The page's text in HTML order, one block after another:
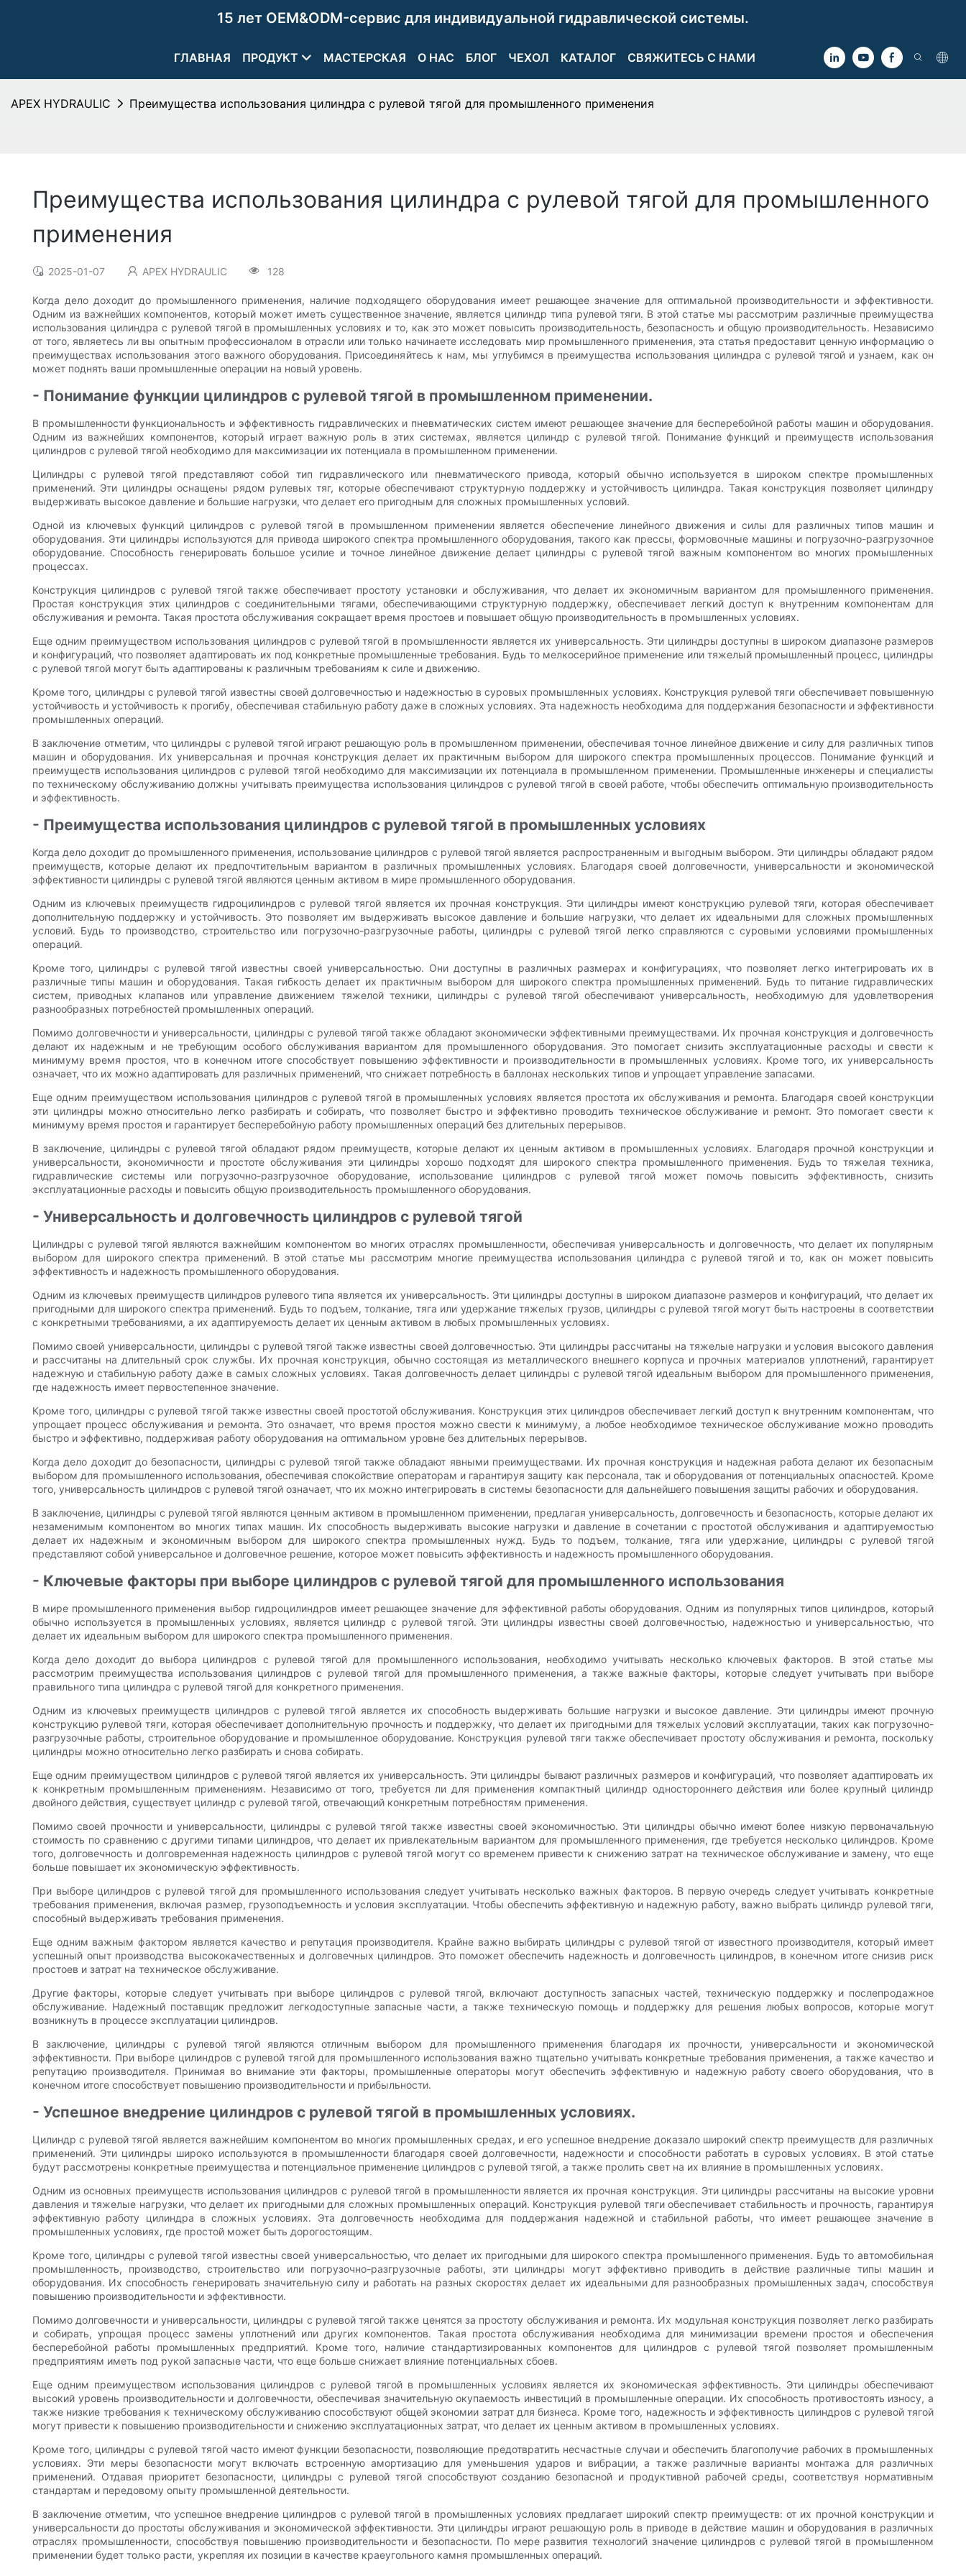
15 лет OEM&ODM-сервис для индивидуальной гидравлической системы.
ГЛАВНАЯ ПРОДУКТ МАСТЕРСКАЯ О НАС БЛОГ ЧЕХОЛ КАТАЛОГ СВЯЖИТЕСЬ С НАМИ
APEX HYDRAULIC Преимущества использования цилиндра с рулевой тягой для промышленного применения
Преимущества использования цилиндра с рулевой тягой для промышленного
применения
2025-01-07 APEX HYDRAULIC 128
Когда дело доходит до промышленного применения, наличие подходящего оборудования имеет решающее значение для оптимальной производительности и эффективности.
Одним из важнейших компонентов, который может иметь существенное значение, является цилиндр типа рулевой тяги. В этой статье мы рассмотрим различные преимущества
использования цилиндра с рулевой тягой в промышленных условиях и то, как это может повысить производительность, безопасность и общую производительность. Независимо
от того, являетесь ли вы опытным профессионалом в отрасли или только начинаете исследовать мир промышленного применения, эта статья предоставит ценную информацию о
преимуществах использования этого важного оборудования. Присоединяйтесь к нам, мы углубимся в преимущества использования цилиндра с рулевой тягой и узнаем, как он
может поднять ваши промышленные операции на новый уровень.
- Понимание функции цилиндров с рулевой тягой в промышленном применении.
В промышленности функциональность и эффективность гидравлических и пневматических систем имеют решающее значение для бесперебойной работы машин и оборудования.
Одним из важнейших компонентов, который играет важную роль в этих системах, является цилиндр с рулевой тягой. Понимание функций и преимуществ использования
цилиндров с рулевой тягой необходимо для максимизации их потенциала в промышленном применении.
Цилиндры с рулевой тягой представляют собой тип гидравлического или пневматического привода, который обычно используется в широком спектре промышленных
применений. Эти цилиндры оснащены рядом рулевых тяг, которые обеспечивают структурную поддержку и устойчивость цилиндра. Такая конструкция позволяет цилиндру
выдерживать высокое давление и большие нагрузки, что делает его пригодным для сложных промышленных условий.
Одной из ключевых функций цилиндров с рулевой тягой в промышленном применении является обеспечение линейного движения и силы для различных типов машин и
оборудования. Эти цилиндры используются для привода широкого спектра промышленного оборудования, такого как прессы, формовочные машины и погрузочно-разгрузочное
оборудование. Способность генерировать большое усилие и точное линейное движение делает цилиндры с рулевой тягой важным компонентом во многих промышленных
процессах.
Конструкция цилиндров с рулевой тягой также обеспечивает простоту установки и обслуживания, что делает их экономичным вариантом для промышленного применения.
Простая конструкция этих цилиндров с соединительными тягами, обеспечивающими структурную поддержку, обеспечивает легкий доступ к внутренним компонентам для
обслуживания и ремонта. Такая простота обслуживания сокращает время простоев и повышает общую производительность в промышленных условиях.
Еще одним преимуществом использования цилиндров с рулевой тягой в промышленности является их универсальность. Эти цилиндры доступны в широком диапазоне размеров
и конфигураций, что позволяет адаптировать их под конкретные промышленные требования. Будь то мелкосерийное применение или тяжелый промышленный процесс, цилиндры
с рулевой тягой могут быть адаптированы к различным требованиям к силе и движению.
Кроме того, цилиндры с рулевой тягой известны своей долговечностью и надежностью в суровых промышленных условиях. Конструкция рулевой тяги обеспечивает повышенную
устойчивость и устойчивость к прогибу, обеспечивая стабильную работу даже в сложных условиях. Эта надежность необходима для поддержания безопасности и эффективности
промышленных операций.
В заключение отметим, что цилиндры с рулевой тягой играют решающую роль в промышленном применении, обеспечивая точное линейное движение и силу для различных типов
машин и оборудования. Их универсальная и прочная конструкция делает их практичным выбором для широкого спектра промышленных процессов. Понимание функций и
преимуществ использования цилиндров с рулевой тягой необходимо для максимизации их потенциала в промышленном применении. Промышленные инженеры и специалисты
по техническому обслуживанию должны учитывать преимущества использования цилиндров с рулевой тягой в своей работе, чтобы обеспечить оптимальную производительность
и эффективность.
- Преимущества использования цилиндров с рулевой тягой в промышленных условиях
Когда дело доходит до промышленного применения, использование цилиндров с рулевой тягой является распространенным и выгодным выбором. Эти цилиндры обладают рядом
преимуществ, которые делают их предпочтительным вариантом в различных промышленных условиях. Благодаря своей долговечности, универсальности и экономической
эффективности цилиндры с рулевой тягой являются ценным активом в мире промышленного оборудования.
Одним из ключевых преимуществ гидроцилиндров с рулевой тягой является их прочная конструкция. Эти цилиндры имеют конструкцию рулевой тяги, которая обеспечивает
дополнительную поддержку и устойчивость. Это позволяет им выдерживать высокое давление и большие нагрузки, что делает их идеальными для сложных промышленных
условий. Будь то производство, строительство или погрузочно-разгрузочные работы, цилиндры с рулевой тягой легко справляются с суровыми условиями промышленных
операций.
Кроме того, цилиндры с рулевой тягой известны своей универсальностью. Они доступны в различных размерах и конфигурациях, что позволяет легко интегрировать их в
различные типы машин и оборудования. Такая гибкость делает их практичным выбором для широкого спектра промышленных применений. Будь то питание гидравлических
систем, приводных клапанов или управление движением тяжелой техники, цилиндры с рулевой тягой обеспечивают универсальность, необходимую для удовлетворения
разнообразных потребностей промышленных операций.
Помимо долговечности и универсальности, цилиндры с рулевой тягой также обладают экономически эффективными преимуществами. Их прочная конструкция и долговечность
делают их надежным и не требующим особого обслуживания вариантом для промышленного оборудования. Это помогает снизить эксплуатационные расходы и свести к
минимуму время простоя, что в конечном итоге способствует повышению эффективности и производительности в промышленных условиях. Кроме того, их универсальность
означает, что их можно адаптировать для различных применений, что снижает потребность в баллонах нескольких типов и упрощает управление запасами.
Еще одним преимуществом использования цилиндров с рулевой тягой в промышленных условиях является простота их обслуживания и ремонта. Благодаря своей конструкции
эти цилиндры можно относительно легко разбирать и собирать, что позволяет быстро и эффективно проводить техническое обслуживание и ремонт. Это помогает свести к
минимуму время простоя и гарантирует бесперебойную работу промышленных операций без длительных перерывов.
В заключение, цилиндры с рулевой тягой обладают рядом преимуществ, которые делают их ценным активом в промышленных условиях. Благодаря прочной конструкции и
универсальности, экономичности и простоте обслуживания эти цилиндры хорошо подходят для широкого спектра промышленного применения. Будь то тяжелая техника,
гидравлические системы или погрузочно-разгрузочное оборудование, использование цилиндров с рулевой тягой может помочь повысить эффективность, снизить
эксплуатационные расходы и повысить общую производительность промышленного оборудования.
- Универсальность и долговечность цилиндров с рулевой тягой
Цилиндры с рулевой тягой являются важнейшим компонентом во многих отраслях промышленности, обеспечивая универсальность и долговечность, что делает их популярным
выбором для широкого спектра применений. В этой статье мы рассмотрим многие преимущества использования цилиндра с рулевой тягой и то, как он может повысить
эффективность и надежность промышленного оборудования.
Одним из ключевых преимуществ цилиндров рулевого типа является их универсальность. Эти цилиндры доступны в широком диапазоне размеров и конфигураций, что делает их
пригодными для широкого спектра применений. Будь то подъем, толкание, тяга или удержание тяжелых грузов, цилиндры с рулевой тягой могут быть настроены в соответствии
с конкретными требованиями, а их адаптируемость делает их ценным активом в любых промышленных условиях.
Помимо своей универсальности, цилиндры с рулевой тягой также известны своей долговечностью. Эти цилиндры рассчитаны на тяжелые нагрузки и условия высокого давления
и рассчитаны на длительный срок службы. Их прочная конструкция, обычно состоящая из металлического внешнего корпуса и прочных материалов уплотнений, гарантирует
надежную и стабильную работу даже в самых сложных условиях. Такая долговечность делает цилиндры с рулевой тягой идеальным выбором для промышленного применения,
где надежность имеет первостепенное значение.
Кроме того, цилиндры с рулевой тягой также известны своей простотой обслуживания. Конструкция этих цилиндров обеспечивает легкий доступ к внутренним компонентам, что
упрощает процесс обслуживания и ремонта. Это означает, что время простоя можно свести к минимуму, а любое необходимое техническое обслуживание можно проводить
быстро и эффективно, поддерживая работу оборудования на оптимальном уровне без длительных перерывов.
Когда дело доходит до безопасности, цилиндры с рулевой тягой также обладают явными преимуществами. Их прочная конструкция и надежная работа делают их безопасным
выбором для промышленного использования, обеспечивая спокойствие операторам и гарантируя защиту как персонала, так и оборудования от потенциальных опасностей. Кроме
того, универсальность цилиндров с рулевой тягой означает, что их можно интегрировать в системы безопасности для дальнейшего повышения защиты рабочих и оборудования.
В заключение, цилиндры с рулевой тягой являются ценным активом в промышленном применении, предлагая универсальность, долговечность и безопасность, которые делают их
незаменимым компонентом во многих типах машин. Их способность выдерживать высокие нагрузки и давление в сочетании с простотой обслуживания и адаптируемостью
делает их надежным и экономичным выбором для широкого спектра промышленных нужд. Будь то подъем, толкание, тяга или удержание, цилиндры с рулевой тягой
представляют собой универсальное и долговечное решение, которое может повысить эффективность и надежность промышленного оборудования.
- Ключевые факторы при выборе цилиндров с рулевой тягой для промышленного использования
В мире промышленного применения выбор гидроцилиндров имеет решающее значение для эффективной работы оборудования. Одним из популярных типов цилиндров, который
обычно используется в промышленных условиях, является цилиндр с рулевой тягой. Эти цилиндры известны своей долговечностью, надежностью и универсальностью, что
делает их идеальным выбором для широкого спектра промышленного применения.
Когда дело доходит до выбора цилиндров с рулевой тягой для промышленного использования, необходимо учитывать несколько ключевых факторов. В этой статье мы
рассмотрим преимущества использования цилиндров с рулевой тягой для промышленного применения, а также важные факторы, которые следует учитывать при выборе
правильного типа цилиндра с рулевой тягой для конкретного применения.
Одним из ключевых преимуществ цилиндров с рулевой тягой является их способность выдерживать большие нагрузки и высокое давление. Эти цилиндры имеют прочную
конструкцию рулевой тяги, которая обеспечивает дополнительную прочность и поддержку, что делает их пригодными для тяжелых условий эксплуатации, таких как погрузочно-
разгрузочные работы, строительное оборудование и промышленное оборудование. Конструкция рулевой тяги также обеспечивает простоту обслуживания и ремонта, поскольку
цилиндры можно относительно легко разбирать и снова собирать.
Еще одним преимуществом цилиндров с рулевой тягой является их универсальность. Эти цилиндры бывают различных размеров и конфигураций, что позволяет адаптировать их
к конкретным промышленным применениям. Независимо от того, требуется ли для применения компактный цилиндр одностороннего действия или более крупный цилиндр
двойного действия, существует цилиндр с рулевой тягой, отвечающий конкретным потребностям применения.
Помимо своей прочности и универсальности, цилиндры с рулевой тягой также известны своей экономичностью. Эти цилиндры обычно имеют более низкую первоначальную
стоимость по сравнению с другими типами цилиндров, что делает их привлекательным вариантом для промышленного применения, где требуется несколько цилиндров. Кроме
того, долговечность и долговременная надежность цилиндров с рулевой тягой могут со временем привести к снижению затрат на техническое обслуживание и замену, что еще
больше повышает их экономическую эффективность.
При выборе цилиндров с рулевой тягой для промышленного использования следует учитывать несколько важных факторов. В первую очередь следует учитывать конкретные
требования применения, включая размер, грузоподъемность и условия эксплуатации. Чтобы обеспечить эффективную и надежную работу, важно выбрать цилиндр рулевой тяги,
способный выдерживать требования применения.
Еще одним важным фактором является качество и репутация производителя. Крайне важно выбирать цилиндры с рулевой тягой от известного производителя, который имеет
успешный опыт производства высококачественных и долговечных цилиндров. Это поможет обеспечить надежность и долговечность цилиндров, в конечном итоге снизив риск
простоев и затрат на техническое обслуживание.
Другие факторы, которые следует учитывать при выборе цилиндров с рулевой тягой, включают доступность запасных частей, техническую поддержку и послепродажное
обслуживание. Надежный поставщик предложит легкодоступные запасные части, а также техническую помощь и поддержку для решения любых вопросов, которые могут
возникнуть в процессе эксплуатации цилиндров.
В заключение, цилиндры с рулевой тягой являются отличным выбором для промышленного применения благодаря их прочности, универсальности и экономической
эффективности. При выборе цилиндров с рулевой тягой для промышленного использования важно тщательно учитывать конкретные требования применения, а также качество и
репутацию производителя. Принимая во внимание эти факторы, промышленные операторы могут обеспечить эффективную и надежную работу своего оборудования, что в
конечном итоге способствует повышению производительности и прибыльности.
- Успешное внедрение цилиндров с рулевой тягой в промышленных условиях.
Цилиндр с рулевой тягой является важнейшим компонентом во многих промышленных средах, и его успешное внедрение доказало широкий спектр преимуществ для различных
применений. Эти цилиндры широко используются в промышленности благодаря своей долговечности, надежности и способности работать в суровых условиях. В этой статье
будут рассмотрены конкретные преимущества и потенциальное применение цилиндров с рулевой тягой, а также пролить свет на их влияние в промышленных условиях.
Одним из основных преимуществ использования цилиндров с рулевой тягой в промышленности является их прочная конструкция. Эти цилиндры рассчитаны на высокие уровни
давления и тяжелые нагрузки, что делает их пригодными для сложных промышленных операций. Конструкция рулевой тяги обеспечивает стабильность и прочность, гарантируя
эффективную работу цилиндра в сложных условиях. Эта долговечность необходима для поддержания надежной и стабильной работы, что имеет решающее значение в
промышленных условиях, где простой может быть дорогостоящим.
Кроме того, цилиндры с рулевой тягой известны своей универсальностью, что делает их пригодными для широкого спектра промышленного применения. Будь то автомобильная
промышленность, производство, строительство или погрузочно-разгрузочные работы, эти цилиндры могут эффективно приводить в действие различные типы машин и
оборудования. Их способность генерировать значительную силу и работать на разных скоростях делает их идеальными для разнообразных промышленных задач, способствуя
повышению производительности и эффективности.
Помимо долговечности и универсальности, цилиндры с рулевой тягой также ценятся за простоту обслуживания и ремонта. Их модульная конструкция позволяет легко разбирать
и собирать, упрощая процесс замены уплотнений или других компонентов. Такая простота обслуживания необходима для минимизации времени простоя и обеспечения
бесперебойной работы промышленных предприятий. Кроме того, наличие стандартизированных компонентов для цилиндров с рулевой тягой позволяет промышленным
предприятиям иметь под рукой запасные части, что еще больше снижает влияние потенциальных сбоев.
Еще одним преимуществом использования цилиндров с рулевой тягой в промышленных условиях является их экономическая эффективность. Эти цилиндры обеспечивают
высокий уровень производительности и долговечности, обеспечивая значительную окупаемость инвестиций в промышленные операции. Их способность противостоять износу, а
также низкие требования к техническому обслуживанию способствуют общей экономии затрат для бизнеса. Кроме того, надежность и эффективность цилиндров с рулевой тягой
могут привести к повышению производительности и снижению эксплуатационных затрат, что делает их ценным активом в промышленных условиях.
Кроме того, цилиндры с рулевой тягой часто имеют функции безопасности, позволяющие предотвратить несчастные случаи и обеспечить благополучие рабочих в промышленных
условиях. Эти меры безопасности могут включать встроенную амортизацию для уменьшения ударов и вибрации, а также различные варианты монтажа для различных
применений. Отдавая приоритет безопасности, цилиндры с рулевой тягой способствуют созданию безопасной и продуктивной рабочей среды, соответствуя нормативным
стандартам и передовому опыту промышленной деятельности.
В заключение отметим, что успешное внедрение цилиндров с рулевой тягой в промышленных условиях предлагает широкий спектр преимуществ: от их прочной конструкции и
универсальности до простоты обслуживания и экономической эффективности. Эти цилиндры играют решающую роль в приводе в действие машин и оборудования в различных
отраслях промышленности, способствуя повышению производительности и безопасности. По мере развития технологий значение цилиндров с рулевой тягой в промышленном
применении будет только расти, укрепляя их позиции в качестве краеугольного камня промышленных операций.